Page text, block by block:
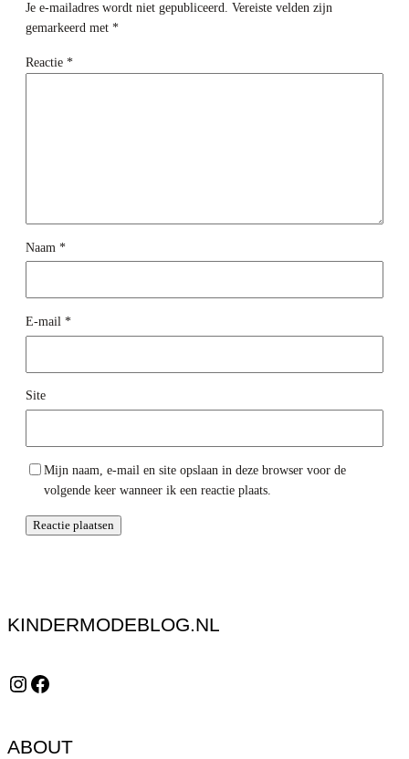
Je e-mailadres wordt niet gepubliceerd. Vereiste velden zijn
gemarkeerd met *
Reactie *
Naam *
E-mail *
Site
Mijn naam, e-mail en site opslaan in deze browser voor de
volgende keer wanneer ik een reactie plaats.
KINDERMODEBLOG.NL
Instagram Facebook
ABOUT